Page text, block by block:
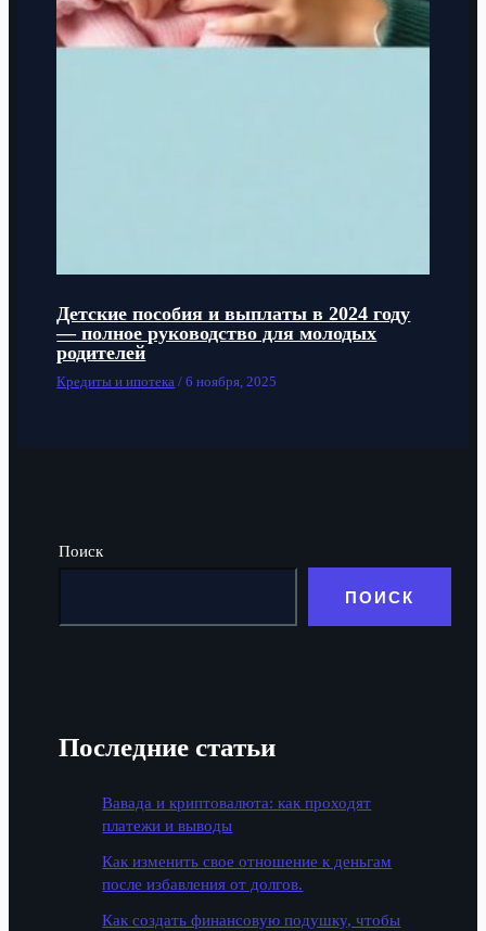
Детские пособия и выплаты в 2024 году
— полное руководство для молодых
родителей
Кредиты и ипотека /6 ноября, 2025
Поиск
ПОИСК
Последние статьи
Вавада и криптовалюта: как проходят
платежи и выводы
Как изменить свое отношение к деньгам
после избавления от долгов.
Как создать финансовую подушку, чтобы